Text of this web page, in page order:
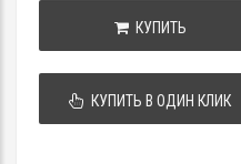
КУПИТЬ
КУПИТЬ В ОДИН КЛИК